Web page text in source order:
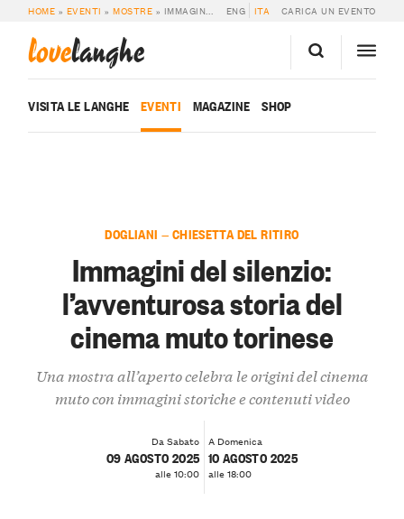
HOME » EVENTI »MOSTRE » IMMAGINI DEL SILENZIO: L’AVVENTUROSA STORIA DEL CINEMA MUTO TORINESE ENG ITA CARICA UN EVENTO
lovelanghe
VISITA LE LANGHE EVENTI MAGAZINE SHOP
DOGLIANI — CHIESETTA DEL RITIRO
Immagini del silenzio:
l’avventurosa storia del
cinema muto torinese
Una mostra all’aperto celebra le origini del cinema
muto con immagini storiche e contenuti video
Da Sabato
09 AGOSTO 2025
alle 10:00
A Domenica
10 AGOSTO 2025
alle 18:00